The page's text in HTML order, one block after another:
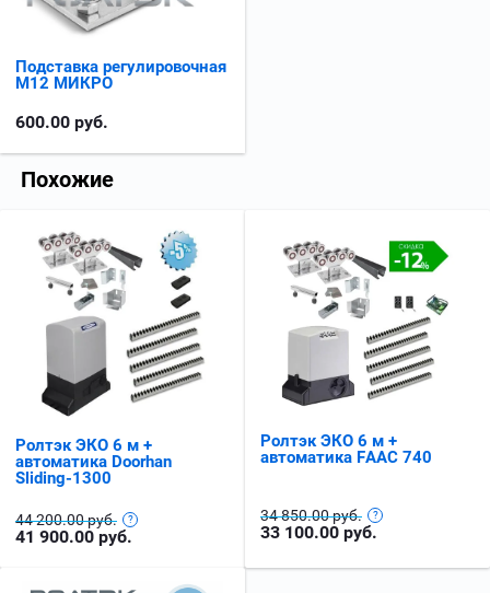
Подставка регулировочная
М12 МИКРО
600.00 руб.
Похожие
Ролтэк ЭКО 6 м +
автоматика Doorhan
Sliding-1300
44 200.00 руб.
41 900.00 руб.
Ролтэк ЭКО 6 м +
автоматика FAAC 740
34 850.00 руб.
33 100.00 руб.